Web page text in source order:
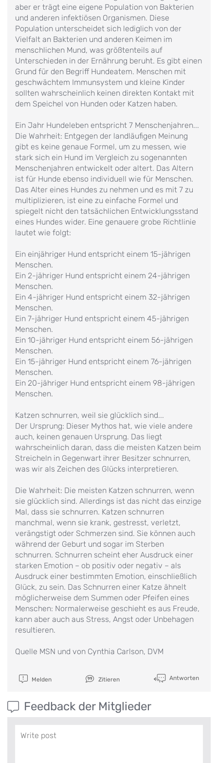
aber er trägt eine eigene Population von Bakterien
und anderen infektiösen Organismen. Diese
Population unterscheidet sich lediglich von der
Vielfalt an Bakterien und anderen Keimen im
menschlichen Mund, was größtenteils auf
Unterschieden in der Ernährung beruht. Es gibt einen
Grund für den Begriff Hundeatem. Menschen mit
geschwächtem Immunsystem und kleine Kinder
sollten wahrscheinlich keinen direkten Kontakt mit
dem Speichel von Hunden oder Katzen haben.
Ein Jahr Hundeleben entspricht 7 Menschenjahren...
Die Wahrheit: Entgegen der landläufigen Meinung
gibt es keine genaue Formel, um zu messen, wie
stark sich ein Hund im Vergleich zu sogenannten
Menschenjahren entwickelt oder altert. Das Altern
ist für Hunde ebenso individuell wie für Menschen.
Das Alter eines Hundes zu nehmen und es mit 7 zu
multiplizieren, ist eine zu einfache Formel und
spiegelt nicht den tatsächlichen Entwicklungsstand
eines Hundes wider. Eine genauere grobe Richtlinie
lautet wie folgt:
Ein einjähriger Hund entspricht einem 15-jährigen
Menschen.
Ein 2-jähriger Hund entspricht einem 24-jährigen
Menschen.
Ein 4-jähriger Hund entspricht einem 32-jährigen
Menschen.
Ein 7-jähriger Hund entspricht einem 45-jährigen
Menschen.
Ein 10-jähriger Hund entspricht einem 56-jährigen
Menschen.
Ein 15-jähriger Hund entspricht einem 76-jährigen
Menschen.
Ein 20-jähriger Hund entspricht einem 98-jährigen
Menschen.
Katzen schnurren, weil sie glücklich sind...
Der Ursprung: Dieser Mythos hat, wie viele andere
auch, keinen genauen Ursprung. Das liegt
wahrscheinlich daran, dass die meisten Katzen beim
Streicheln in Gegenwart ihrer Besitzer schnurren,
was wir als Zeichen des Glücks interpretieren.
Die Wahrheit: Die meisten Katzen schnurren, wenn
sie glücklich sind. Allerdings ist das nicht das einzige
Mal, dass sie schnurren. Katzen schnurren
manchmal, wenn sie krank, gestresst, verletzt,
verängstigt oder Schmerzen sind. Sie können auch
während der Geburt und sogar im Sterben
schnurren. Schnurren scheint eher Ausdruck einer
starken Emotion – ob positiv oder negativ – als
Ausdruck einer bestimmten Emotion, einschließlich
Glück, zu sein. Das Schnurren einer Katze ähnelt
möglicherweise dem Summen oder Pfeifen eines
Menschen: Normalerweise geschieht es aus Freude,
kann aber auch aus Stress, Angst oder Unbehagen
resultieren.
Quelle MSN und von Cynthia Carlson, DVM
Melden Zitieren Antworten
Feedback der Mitglieder